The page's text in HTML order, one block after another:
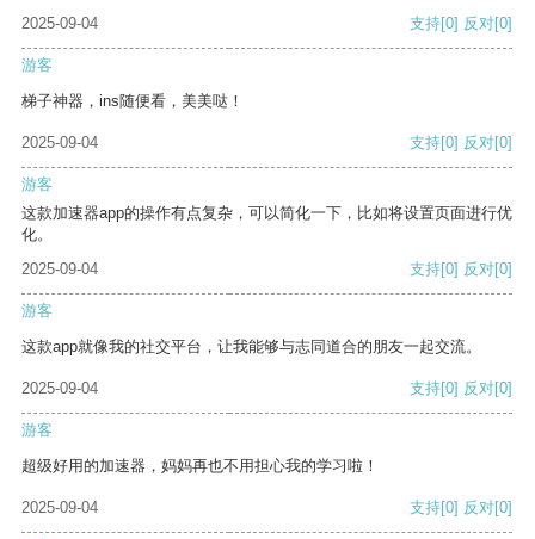
2025-09-04 支持[0] 反对[0]
游客
梯子神器，ins随便看，美美哒！
2025-09-04 支持[0] 反对[0]
游客
这款加速器app的操作有点复杂，可以简化一下，比如将设置页面进行优
化。
2025-09-04
支持[0] 反对[0]
游客
这款app就像我的社交平台，让我能够与志同道合的朋友一起交流。
2025-09-04 支持[0] 反对[0]
游客
超级好用的加速器，妈妈再也不用担心我的学习啦！
2025-09-04 支持[0] 反对[0]